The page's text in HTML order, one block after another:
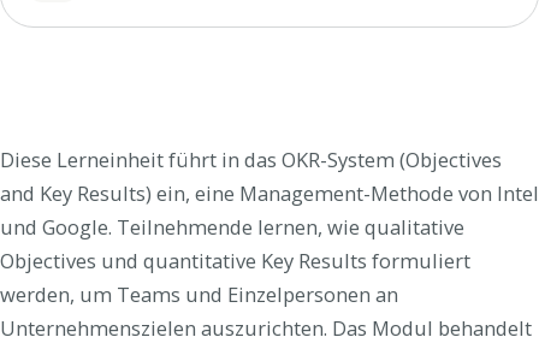
Diese Lerneinheit führt in das OKR-System (Objectives
and Key Results) ein, eine Management-Methode von Intel
und Google. Teilnehmende lernen, wie qualitative
Objectives und quantitative Key Results formuliert
werden, um Teams und Einzelpersonen an
Unternehmenszielen auszurichten. Das Modul behandelt